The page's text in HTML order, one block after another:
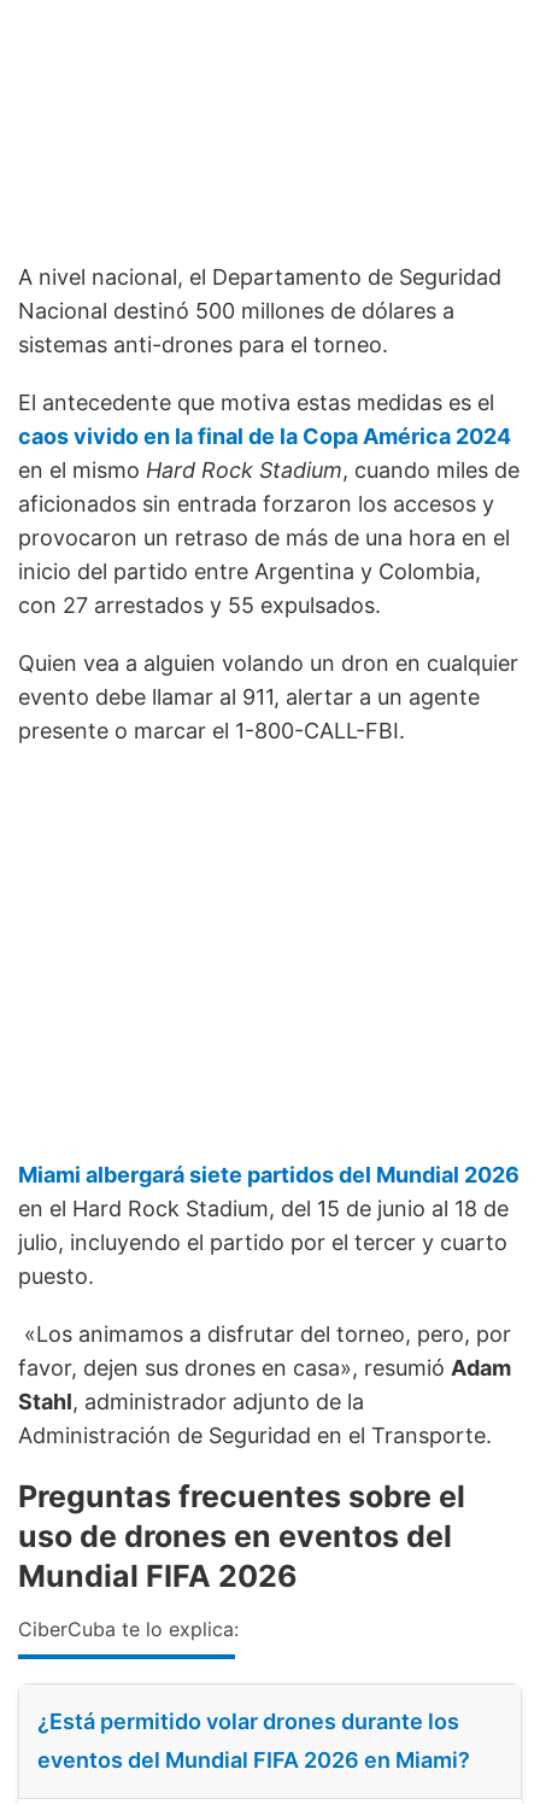
A nivel nacional, el Departamento de Seguridad
Nacional destinó 500 millones de dólares a
sistemas anti-drones para el torneo.
El antecedente que motiva estas medidas es el
caos vivido en la final de la Copa América 2024
en el mismo Hard Rock Stadium, cuando miles de
aficionados sin entrada forzaron los accesos y
provocaron un retraso de más de una hora en el
inicio del partido entre Argentina y Colombia,
con 27 arrestados y 55 expulsados.
Quien vea a alguien volando un dron en cualquier
evento debe llamar al 911, alertar a un agente
presente o marcar el 1-800-CALL-FBI.
Miami albergará siete partidos del Mundial 2026
en el Hard Rock Stadium, del 15 de junio al 18 de
julio, incluyendo el partido por el tercer y cuarto
puesto.
«Los animamos a disfrutar del torneo, pero, por
favor, dejen sus drones en casa», resumió Adam
Stahl, administrador adjunto de la
Administración de Seguridad en el Transporte.
Preguntas frecuentes sobre el
uso de drones en eventos del
Mundial FIFA 2026
CiberCuba te lo explica:
¿Está permitido volar drones durante los
eventos del Mundial FIFA 2026 en Miami?